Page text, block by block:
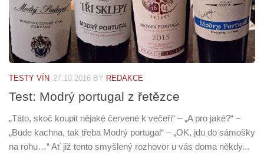
TESTY VÍN 27.10.2016 BY REDAKCE
Test: Modrý portugal z řetězce
„Táto, skoč koupit nějaké červené k večeři“ – „A pro jaké?“ –
„Bude kachna, tak třeba Modrý portugal“ – „OK, jdu do sámošky
na rohu…“ Ať již tento smyšlený rozhovor u vás doma někdy...